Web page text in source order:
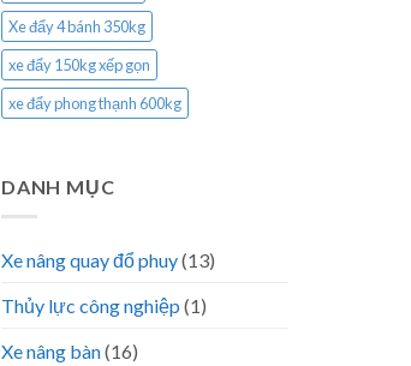
Xe đẩy 4 bánh 350kg
xe đẩy 150kg xếp gọn
xe đẩy phong thạnh 600kg
DANH MỤC
Xe nâng quay đổ phuy(13)
Thủy lực công nghiệp (1)
Xe nâng bàn(16)